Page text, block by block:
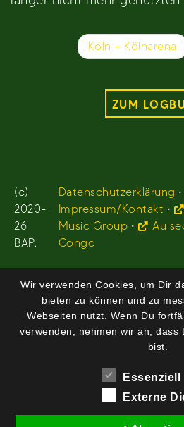
Köln – Kölnarena
ZUM
(c)
2020-
26
BAP.
Datenschutzerklärung •
Impressum/Kontakt •
Music Group •
Au
Congo
Wir verwenden Cookies, um Dir
bieten zu können und zu
Webseiten nutzt. Wenn Du
verwenden, nehmen wir an, dass
bist.
Essenziell
Externe